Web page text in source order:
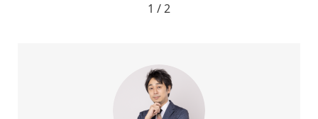
1 / 2